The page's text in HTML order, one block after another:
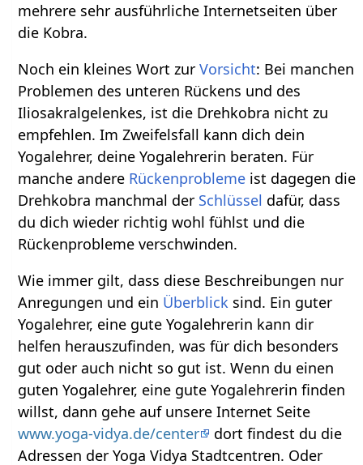
mehrere sehr ausführliche Internetseiten über
die Kobra.
Noch ein kleines Wort zurVorsicht: Bei manchen
Problemen des unteren Rückens und des
Iliosakralgelenkes, ist die Drehkobra nicht zu
empfehlen. Im Zweifelsfall kann dich dein
Yogalehrer, deine Yogalehrerin beraten. Für
manche andere Rückenprobleme ist dagegen die
Drehkobra manchmal der Schlüssel dafür, dass
du dich wieder richtig wohl fühlst und die
Rückenprobleme verschwinden.
Wie immer gilt, dass diese Beschreibungen nur
Anregungen und ein Überblick sind. Ein guter
Yogalehrer, eine gute Yogalehrerin kann dir
helfen herauszufinden, was für dich besonders
gut oder auch nicht so gut ist. Wenn du einen
guten Yogalehrer, eine gute Yogalehrerin finden
willst, dann gehe auf unsere Internet Seite
www.yoga-vidya.de/center
dort findest du die
Adressen der Yoga Vidya Stadtcentren. Oder